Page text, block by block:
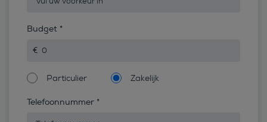
Budget *
Particulier Zakelijk
Telefoonnummer *